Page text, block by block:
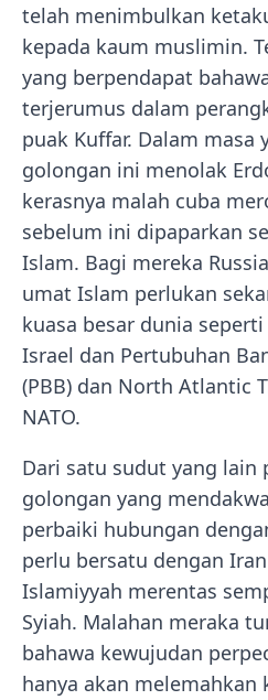
telah menimbulkan
kepada kaum muslimin.
yang berpendapat
terjerumus dalam
puak Kuffar. Dalam masa
golongan ini menolak
kerasnya malah cuba
sebelum ini dipaparkan
Islam. Bagi mereka
umat Islam perlukan
kuasa besar dunia
Israel dan Pertubuhan
(PBB) dan North Atlantic
NATO.
Dari satu sudut yang lain
golongan yang
perbaiki hubungan
perlu bersatu dengan
Islamiyyah merentas
Syiah. Malahan meraka
bahawa kewujudan
hanya akan